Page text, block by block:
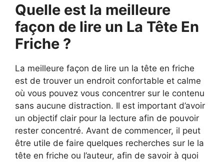
Quelle est la meilleure
façon de lire un La Tête En
Friche ?
La meilleure façon de lire un la tête en friche
est de trouver un endroit confortable et calme
où vous pouvez vous concentrer sur le contenu
sans aucune distraction. Il est important d’avoir
un objectif clair pour la lecture afin de pouvoir
rester concentré. Avant de commencer, il peut
être utile de faire quelques recherches sur le la
tête en friche ou l’auteur, afin de savoir à quoi